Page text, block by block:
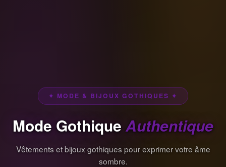
✦ MODE & BIJOUX GOTHIQUES ✦
Mode Gothique Authentique
Vêtements et bijoux gothiques pour exprimer votre âme
sombre.